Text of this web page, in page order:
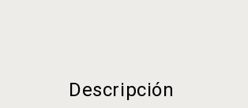
Descripción